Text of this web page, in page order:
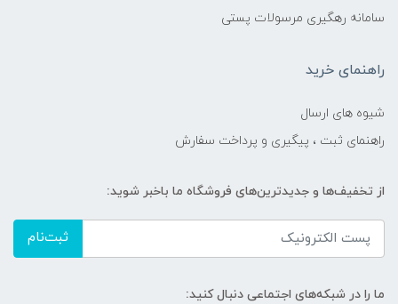
سامانه رهگیری مرسولات پستی
راهنمای خرید
شیوه های ارسال
راهنمای ثبت ، پیگیری و پرداخت سفارش
از تخفیف‌ها و جدیدترین‌های فروشگاه ما باخبر شوید:
ثبت‌نام
ما را در شبکه‌های اجتماعی دنبال کنید: